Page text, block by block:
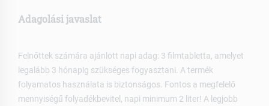
Adagolási javaslat
Felnőttek számára ajánlott napi adag: 3 filmtabletta, amelyet
legalább 3 hónapig szükséges fogyasztani. A termék
folyamatos használata is biztonságos. Fontos a megfelelő
mennyiségű folyadékbevitel, napi minimum 2 liter! A legjobb